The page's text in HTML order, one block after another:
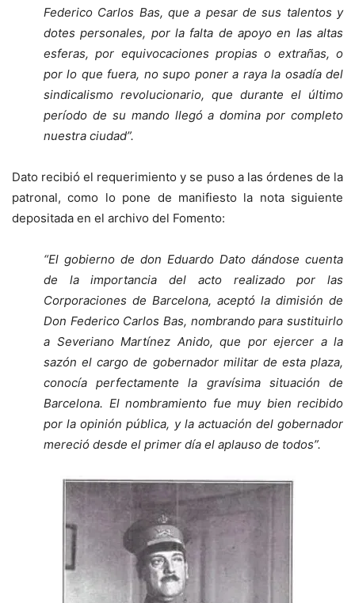
Federico Carlos Bas, que a pesar de sus talentos y
dotes personales, por la falta de apoyo en las altas
esferas, por equivocaciones propias o extrañas, o
por lo que fuera, no supo poner a raya la osadía del
sindicalismo revolucionario, que durante el último
período de su mando llegó a domina por completo
nuestra ciudad”.
Dato recibió el requerimiento y se puso a las órdenes de la
patronal, como lo pone de manifiesto la nota siguiente
depositada en el archivo del Fomento:
“El gobierno de don Eduardo Dato dándose cuenta
de la importancia del acto realizado por las
Corporaciones de Barcelona, aceptó la dimisión de
Don Federico Carlos Bas, nombrando para sustituirlo
a Severiano Martínez Anido, que por ejercer a la
sazón el cargo de gobernador militar de esta plaza,
conocía perfectamente la gravísima situación de
Barcelona. El nombramiento fue muy bien recibido
por la opinión pública, y la actuación del gobernador
mereció desde el primer día el aplauso de todos”.